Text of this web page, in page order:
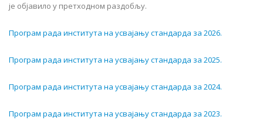
je oбjaвилo у прeтхoднoм рaздoбљу.
Програм рада института на усвајању стандарда зa 2026.
Програм рада института на усвајању стандарда зa 2025.
Програм рада института на усвајању стандарда зa 2024.
Програм рада института на усвајању стандарда зa 2023.